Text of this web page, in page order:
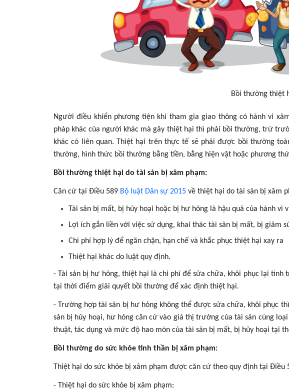
Bồi thường thiệt
Người điều khiển phương tiện khi tham gia giao thông có hành vi
pháp khác của người khác mà gây thiệt hại thì phải bồi thường, trừ
khác có liên quan. Thiệt hại trên thực tế sẽ phải được bồi thường
thường, hình thức bồi thường bằng tiền, bằng hiện vật hoặc phương
Bồi thường thiệt hại do tài sản bị xâm phạm:
Căn cứ tại Điều 589 Bộ luật Dân sự 2015 về thiệt hại do tài sản bị xâm
Tài sản bị mất, bị hủy hoại hoặc bị hư hỏng là hậu quả của hành vi
Lợi ích gắn liền với việc sử dụng, khai thác tài sản bị mất, bị giảm
Chi phí hợp lý để ngăn chặn, hạn chế và khắc phục thiệt hại xay ra
Thiệt hại khác do luật quy định.
- Tài sản bị hư hỏng, thiệt hại là chi phí để sửa chữa, khôi phục lại
tại thời điểm giải quyết bồi thường để xác định thiệt hại.
- Trường hợp tài sản bị hư hỏng không thể được sửa chữa, khôi phục
sản bị hủy hoại, hư hỏng căn cứ vào giá thị trường của tài sản cùng
thuật, tác dụng và mức độ hao mòn của tài sản bị mất, bị hủy hoại tại
Bồi thường do sức khỏe tinh thần bị xâm phạm:
Thiệt hại do sức khỏe bị xâm phạm được căn cứ theo quy định tại Điều
- Thiệt hại do sức khỏe bị xâm phạm: